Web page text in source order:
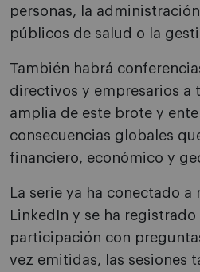
personas, la
públicos de salud o la
También habrá
directivos y empresarios a
amplia de este brote y
consecuencias globales
financiero, económico y
La serie ya ha conectado a
LinkedIn y se ha registrado
participación con
vez emitidas, las sesiones